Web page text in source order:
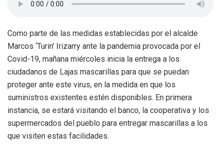
Como parte de las medidas establecidas por el alcalde
Marcos ‘Turin’ Irizarry ante la pandemia provocada por el
Covid-19, mañana miércoles inicia la entrega a los
ciudadanos de Lajas mascarillas para que se puedan
proteger ante este virus, en la medida en que los
suministros existentes estén disponibles. En primera
instancia, se estará visitando el banco, la cooperativa y los
supermercados del pueblo para entregar mascarillas a los
que visiten estas facilidades.